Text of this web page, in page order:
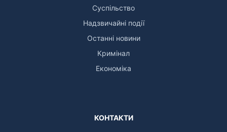
Суспільство
Надзвичайні події
Останні новини
Кримінал
Економіка
КОНТАКТИ